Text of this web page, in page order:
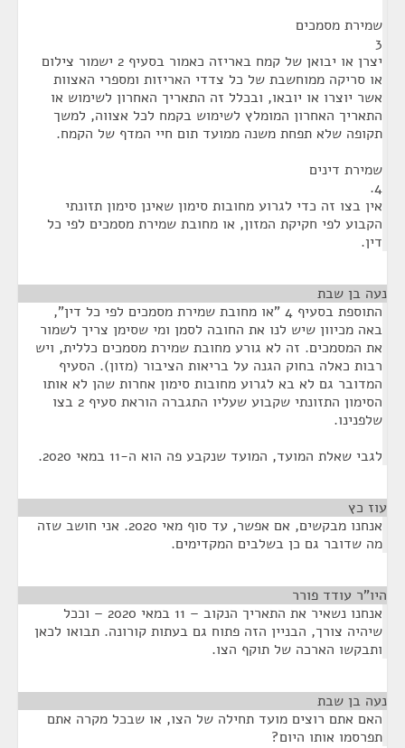
שמירת מסמכים
3
יצרן או יבואן של קמח באריזה כאמור בסעיף 2 ישמור צילום
או סריקה ממוחשבת של כל צדדי האריזות ומספרי האצוות
אשר יוצרו או יובאו, ובכלל זה התאריך האחרון לשימוש או
התאריך האחרון המומלץ לשימוש בקמח לכל אצווה, למשך
תקופה שלא תפחת משנה ממועד תום חיי המדף של הקמח.
שמירת דינים
4.
אין בצו זה כדי לגרוע מחובות סימון שאינן סימון תזונתי
הקבוע לפי חקיקת המזון, או מחובת שמירת מסמכים לפי כל
דין.
נעה בן שבת
התוספת בסעיף 4 "או מחובת שמירת מסמכים לפי כל דין",
באה מכיוון שיש לנו את החובה לסמן ומי שסימן צריך לשמור
את המסמכים. זה לא גורע מחובת שמירת מסמכים כללית, ויש
רבות כאלה בחוק הגנה על בריאות הציבור (מזון). הסעיף
המדובר גם לא בא לגרוע מחובות סימון אחרות שהן לא אותו
הסימון התזונתי שקבוע שעליו התגברה הוראת סעיף 2 בצו
שלפנינו.
לגבי שאלת המועד, המועד שנקבע פה הוא ה-11 במאי 2020.
עוז כץ
אנחנו מבקשים, אם אפשר, עד סוף מאי 2020. אני חושב שזה
מה שדובר גם כן בשלבים המקדימים.
היו"ר עודד פורר
אנחנו נשאיר את התאריך הנקוב – 11 במאי 2020 – וככל
שיהיה צורך, הבניין הזה פתוח גם בעתות קורונה. תבואו לכאן
ותבקשו הארכה של תוקף הצו.
נעה בן שבת
האם אתם רוצים מועד תחילה של הצו, או שבכל מקרה אתם
תפרסמו אותו היום?